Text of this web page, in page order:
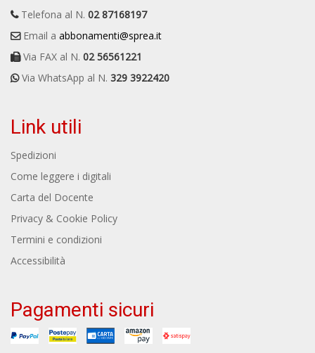
Telefona al N. 02 87168197
Email a abbonamenti@sprea.it
Via FAX al N. 02 56561221
Via WhatsApp al N. 329 3922420
Link utili
Spedizioni
Come leggere i digitali
Carta del Docente
Privacy & Cookie Policy
Termini e condizioni
Accessibilità
Pagamenti sicuri